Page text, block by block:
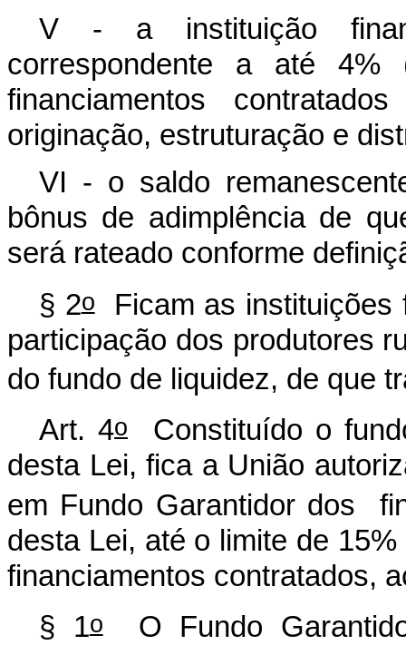
V - a instituição
correspondente a até
financiamentos
originação, estruturação e
VI - o saldo
bônus de adimplência de
será rateado conforme
§ 2oFicam as instituições
participação dos produtores
do fundo de liquidez, de que
Art. 4o
Constituído o
desta Lei, fica a União
em Fundo Garantidor dos
desta Lei, até o limite de
financiamentos contratados,
§ 1oO Fundo